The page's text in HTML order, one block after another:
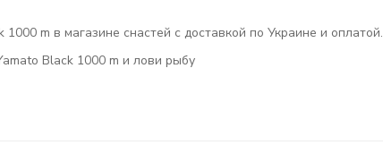
m в магазине снастей с доставкой по Украине и оплатой.
Black 1000 m и лови рыбу